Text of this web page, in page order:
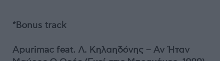
*Bonus track
Apurimac feat. Λ. Κηλαηδόνης – Αν Ήταν